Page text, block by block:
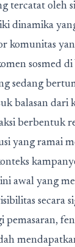
tercatat oleh
dinamika
komunitas
sosmed
sedang
balasan dari
berbentuk
yang ramai
awal yang
secara
pemasaran,